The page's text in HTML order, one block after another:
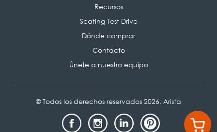
Recursos
Seating Test Drive
Dónde comprar
Contacto
Únete a nuestro equipo
© Todos los derechos reservados 2026, Arista